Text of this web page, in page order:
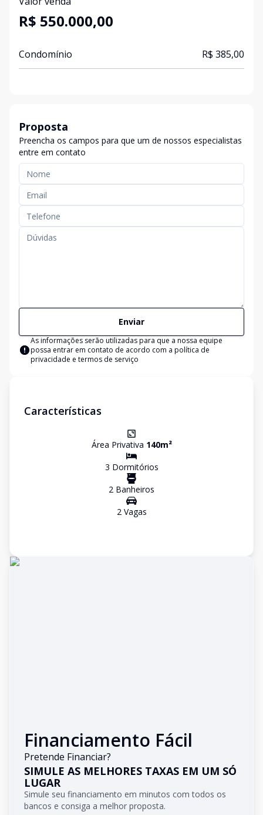
R$ 550.000,00
Condomínio R$ 385,00
Proposta
Preencha os campos para que um de nossos especialistas
entre em contato
Enviar
As informações serão utilizadas para que a nossa equipe
possa entrar em contato de acordo com a política de
privacidade e termos de serviço
Características
Área Privativa 140m²
3 Dormitórios
2 Banheiros
2Vagas
Financiamento Fácil
Pretende Financiar?
SIMULE AS MELHORES TAXAS EM UM SÓ
LUGAR
Simule seu financiamento em minutos com todos os
bancos e consiga a melhor proposta.